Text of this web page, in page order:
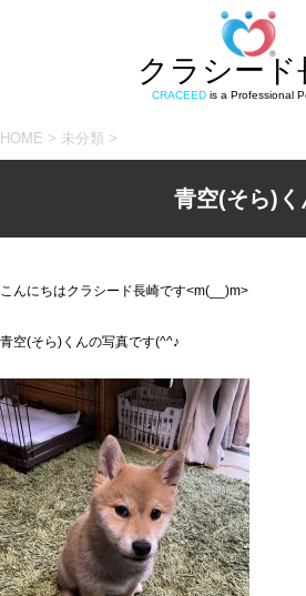
クラシード
CRACEEDis a Professional
HOME > 未分類 >
青空(そら)く
こんにちはクラシード長崎です<m(__)m>
青空(そら)くんの写真です(^^♪